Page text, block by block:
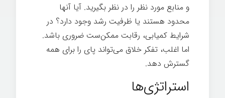
و منابع مورد نظر را در نظر بگیرید. آیا آنها
محدود هستند یا ظرفیت رشد وجود دارد؟ در
شرایط کمیابی، رقابت ممکن‌ست ضروری باشد.
اما اغلب، تفکر خلاق می‌تواند پای را برای همه
گسترش دهد.
استراتژی‌ها